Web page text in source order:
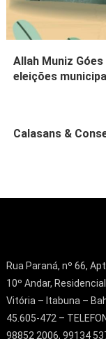
Allah Muniz
eleições
Calasans &
Rua Paraná, nº 66,
10º Andar,
Vitória – Itabuna –
45.605-472 –
98852 2006, 99134